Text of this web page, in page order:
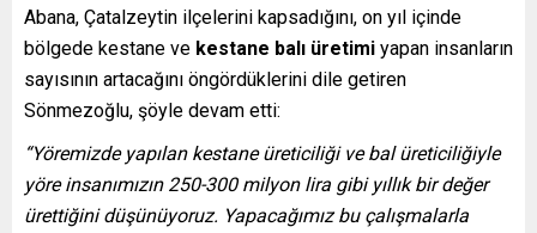
Abana, Çatalzeytin ilçelerini kapsadığını, on yıl içinde
bölgede kestane ve kestane balı üretimi yapan insanların
sayısının artacağını öngördüklerini dile getiren
Sönmezoğlu, şöyle devam etti:
“Yöremizde yapılan kestane üreticiliği ve bal üreticiliğiyle
yöre insanımızın 250-300 milyon lira gibi yıllık bir değer
ürettiğini düşünüyoruz. Yapacağımız bu çalışmalarla